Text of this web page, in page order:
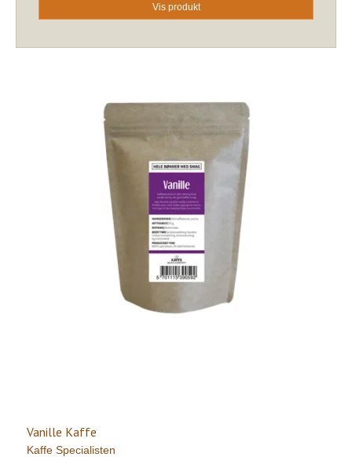
Vis produkt
Vanille Kaffe
Kaffe Specialisten